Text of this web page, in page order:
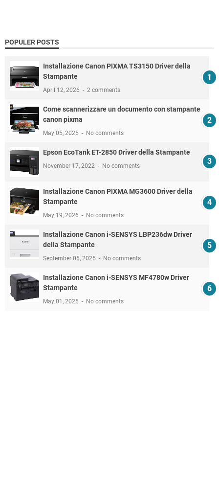
POPULER POSTS
Installazione Canon PIXMA TS3150 Driver della
Stampante
April 12, 2026 2 comments
Come scannerizzare un documento con stampante
canon pixma
May 05, 2025 No comments
Epson EcoTank ET-2850 Driver della Stampante
November 17, 2022 No comments
Installazione Canon PIXMA MG3600 Driver della
Stampante
May 19, 2026 No comments
Installazione Canon i-SENSYS LBP236dw Driver
della Stampante
September 05, 2025 No comments
Installazione Canon i-SENSYS MF4780w Driver
Stampante
May 01, 2025 No comments